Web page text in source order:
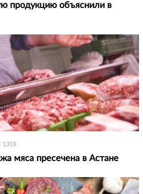
продукцию объяснили в
1318
мяса пресечена в Астане